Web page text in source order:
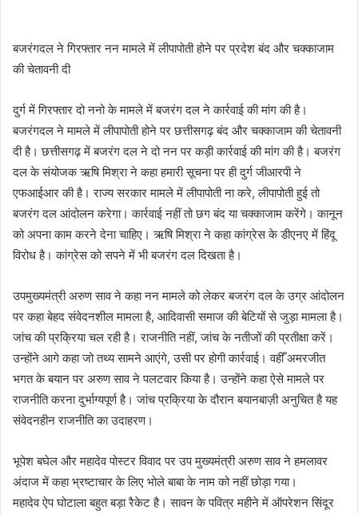
बजरंगदल ने गिरफ्तार नन मामले में लीपापोती होने पर प्रदेश बंद और चक्काजाम
की चेतावनी दी
दुर्ग में गिरफ्तार दो ननो के मामले में बजरंग दल ने कार्रवाई की मांग की है।
बजरंगदल ने मामले में लीपापोती होने पर छत्तीसगढ़ बंद और चक्काजाम की चेतावनी
दी है। छत्तीसगढ़ में बजरंग दल ने दो नन पर कड़ी कार्रवाई की मांग की है। बजरंग
दल के संयोजक ऋषि मिश्रा ने कहा हमारी सूचना पर ही दुर्ग जीआरपी ने
एफआईआर की है। राज्य सरकार मामले में लीपापोती ना करे, लीपापोती हुई तो
बजरंग दल आंदोलन करेगा। कार्रवाई नहीं तो छग बंद या चक्काजाम करेंगे। कानून
को अपना काम करने देना चाहिए। ऋषि मिश्रा ने कहा कांग्रेस के डीएनए में हिंदू
विरोध है। कांग्रेस को सपने में भी बजरंग दल दिखता है।
उपमुख्यमंत्री अरुण साव ने कहा नन मामले को लेकर बजरंग दल के उग्र आंदोलन
पर कहा बेहद संवेदनशील मामला है, आदिवासी समाज की बेटियों से जुड़ा मामला है।
जांच की प्रक्रिया चल रही है। राजनीति नहीं, जांच के नतीजों की प्रतीक्षा करें।
उन्होंने आगे कहा जो तथ्य सामने आएंगे, उसी पर होगी कार्रवाई। वहीँ अमरजीत
भगत के बयान पर अरुण साव ने पलटवार किया है। उन्होंने कहा ऐसे मामले पर
राजनीति करना दुर्भाग्यपूर्ण है। जांच प्रक्रिया के दौरान बयानबाज़ी अनुचित है यह
संवेदनहीन राजनीति का उदाहरण।
भूपेश बघेल और महादेव पोस्टर विवाद पर उप मुख्यमंत्री अरुण साव ने हमलावर
अंदाज में कहा भ्रष्टाचार के लिए भोले बाबा के नाम को नहीं छोड़ा गया।
महादेव ऐप घोटाला बहुत बड़ा रैकेट है। सावन के पवित्र महीने में ऑपरेशन सिंदूर